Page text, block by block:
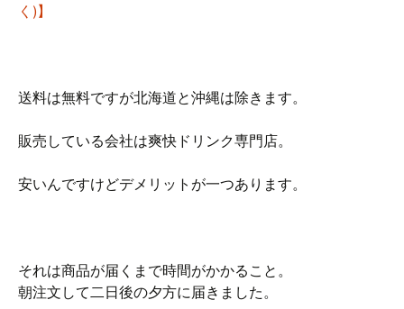
く)】
送料は無料ですが北海道と沖縄は除きます。
販売している会社は爽快ドリンク専門店。
安いんですけどデメリットが一つあります。
それは商品が届くまで時間がかかること。
朝注文して二日後の夕方に届きました。